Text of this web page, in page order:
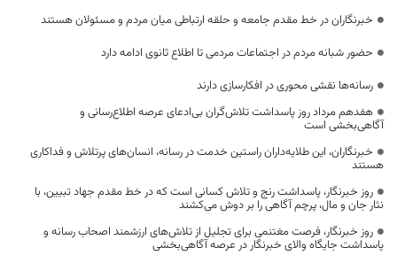
خبرنگاران در خط مقدم جامعه و حلقه ارتباطی میان مردم و مسئولان هستند
حضور شبانه مردم در اجتماعات مردمی تا اطلاع ثانوی ادامه دارد
رسانه‌ها نقشی محوری در افکارسازی دارند
هفدهم مرداد روز پاسداشت تلاش‌گران بی‌ادعای عرصه اطلاع‌رسانی و
آگاهی‌بخشی است
خبرنگاران، این طلایه‌داران راستین خدمت در رسانه، انسان‌های پرتلاش و فداکاری
هستند
روز خبرنگار، پاسداشت رنج و تلاش کسانی است که در خط مقدم جهاد تبیین، با
نثار جان و مال، پرچم آگاهی را بر دوش می‌کشند
روز خبرنگار، فرصت مغتنمی برای تجلیل از تلاش‌های ارزشمند اصحاب رسانه و
پاسداشت جایگاه والای خبرنگار در عرصه آگاهی‌بخشی